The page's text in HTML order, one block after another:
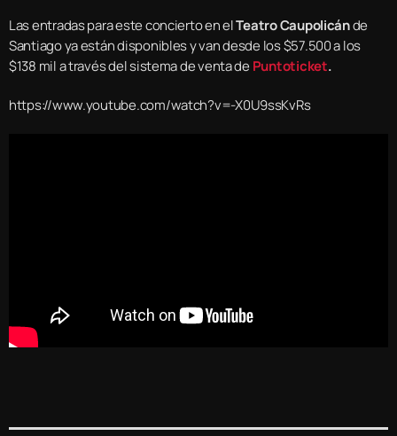
Las entradas para este concierto en elTeatro Caupolicánde
Santiago ya están disponibles y van desde los $57.500 a los
$138 mil a través del sistema de venta de Puntoticket.
https://www.youtube.com/watch?v=-X0U9ssKvRs